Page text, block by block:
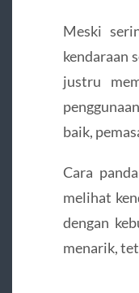
Meski
kendaraan
justru
baik,
Cara
melihat
dengan
menarik,